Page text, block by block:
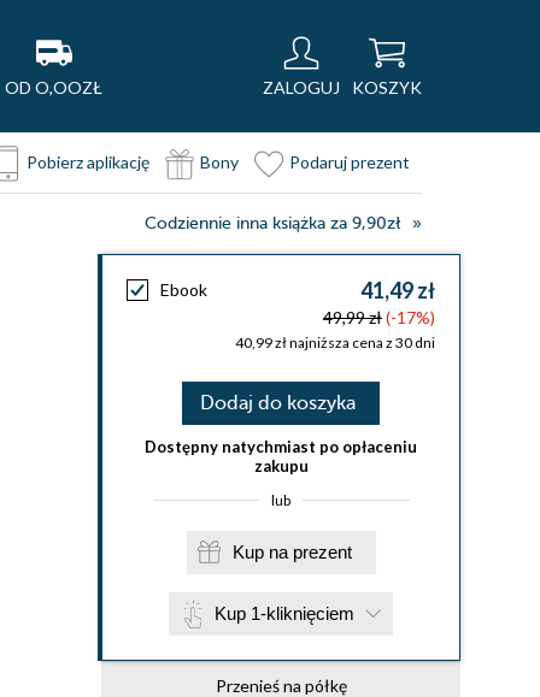
OD O,OOZŁ ZALOGUJ KOSZYK
Pobierz aplikację Bony Podaruj prezent
Codziennie inna książka za 9,90zł
Ebook 41,49 zł
49,99 zł(-17%)
40,99 zł najniższa cena z 30 dni
Dodaj do koszyka
Dostępny natychmiast po opłaceniu
zakupu
lub
Kup na prezent
Kup 1-kliknięciem
Przenieś na półkę